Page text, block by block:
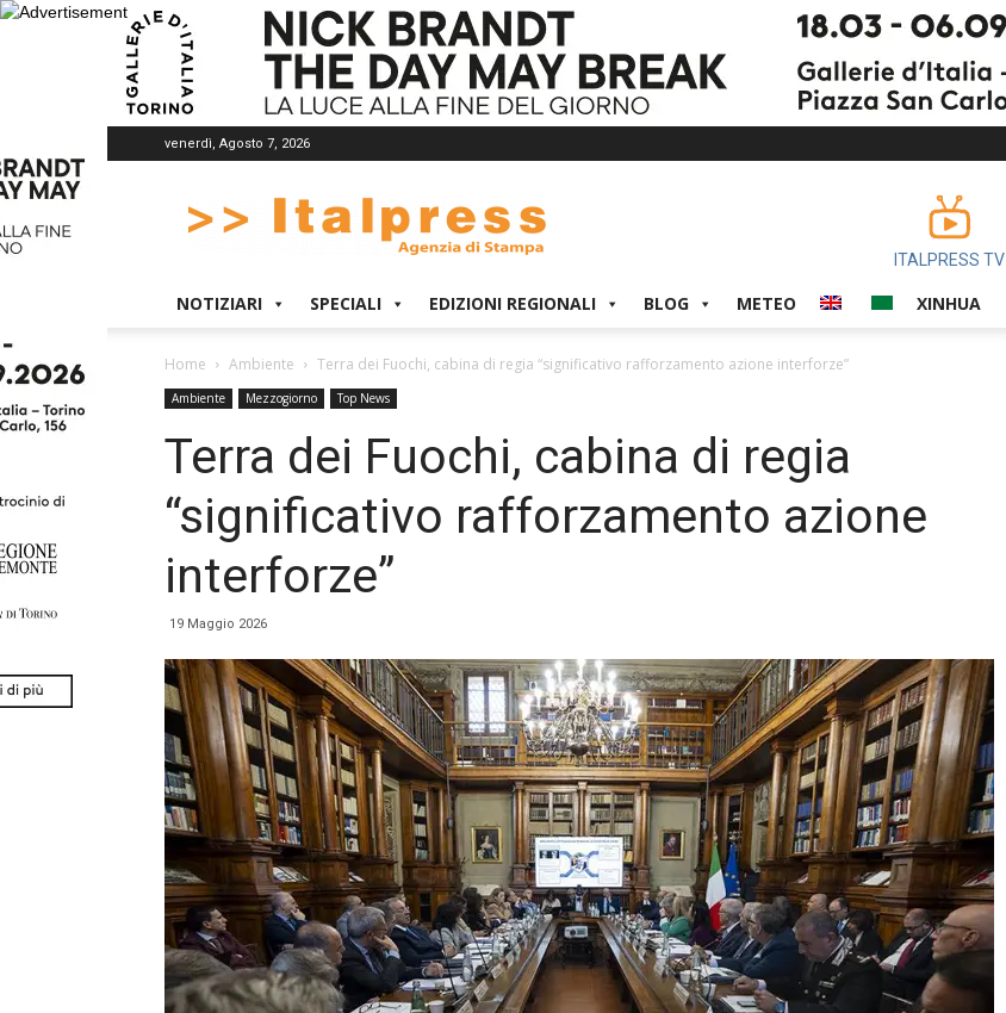
venerdì, Agosto 7, 2026
ITALPRESS TV
NOTIZIARI SPECIALI EDIZIONI REGIONALI BLOG METEO XINHUA
Home Ambiente Terra dei Fuochi, cabina di regia “significativo rafforzamento azione interforze”
Ambiente Mezzogiorno Top News
Terra dei Fuochi, cabina di regia
“significativo rafforzamento azione
interforze”
19 Maggio 2026